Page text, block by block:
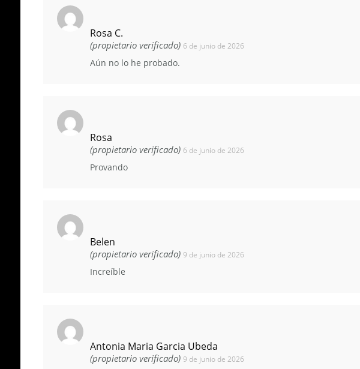
Rosa C.
(propietario verificado) 6 de junio de 2026
Aún no lo he probado.
Rosa
(propietario verificado) 6 de junio de 2026
Provando
Belen
(propietario verificado) 9 de junio de 2026
Increíble
Antonia Maria Garcia Ubeda
(propietario verificado) 9 de junio de 2026